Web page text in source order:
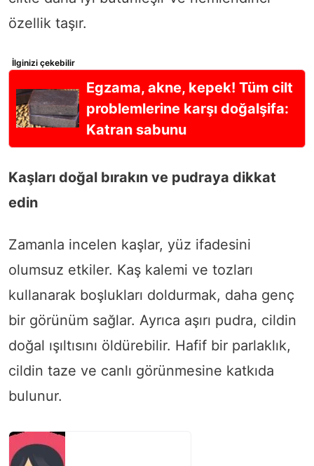
özellik taşır.
İlginizi çekebilir
Egzama, akne, kepek! Tüm cilt
problemlerine karşı doğalşifa:
Katran sabunu
Kaşları doğal bırakın ve pudraya dikkat
edin
Zamanla incelen kaşlar, yüz ifadesini
olumsuz etkiler. Kaş kalemi ve tozları
kullanarak boşlukları doldurmak, daha genç
bir görünüm sağlar. Ayrıca aşırı pudra, cildin
doğal ışıltısını öldürebilir. Hafif bir parlaklık,
cildin taze ve canlı görünmesine katkıda
bulunur.